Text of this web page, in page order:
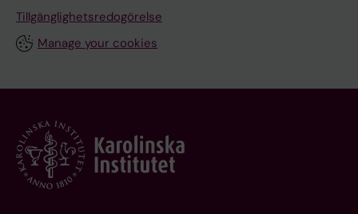
Tillgänglighetsredogörelse
Manage your cookies